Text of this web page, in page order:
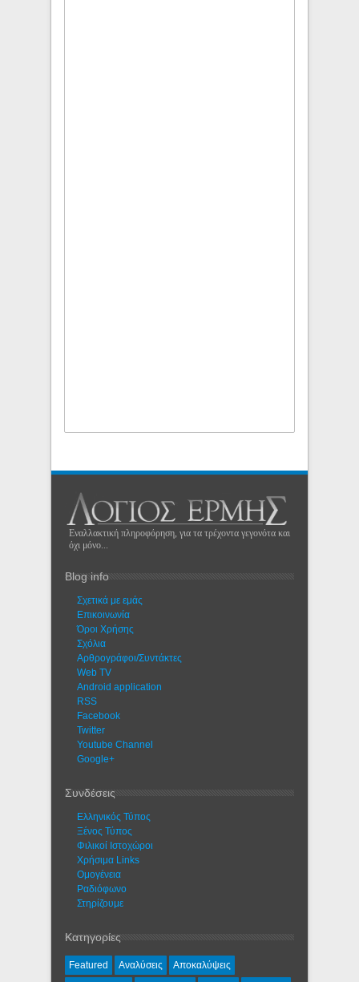
Εναλλακτική πληροφόρηση, για τα τρέχοντα γεγονότα και
όχι μόνο...
Blog info
Σχετικά με εμάς
Eπικοινωνία
Όροι Χρήσης
Σχόλια
Αρθρογράφοι/Συντάκτες
Web TV
Android application
RSS
Facebook
Twitter
Youtube Channel
Google+
Συνδέσεις
Ελληνικός Τύπος
Ξένος Τύπος
Φιλικοί Ιστοχώροι
Χρήσιμα Links
Ομογένεια
Ραδιόφωνο
Στηρίζουμε
Κατηγορίες
Featured Αναλύσεις
Αποκαλύψεις